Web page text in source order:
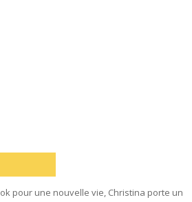
pour une nouvelle vie, Christina porte un